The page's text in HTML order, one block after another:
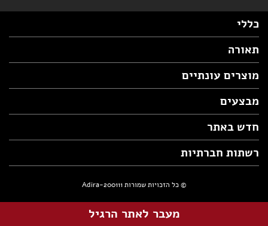
כללי
תאורה
מוצרים עונתיים
מבצעים
חדש באתר
רשתות חברתיות
© כל הזכויות שמורות Adira-200111
מעבר לאתר הרגיל